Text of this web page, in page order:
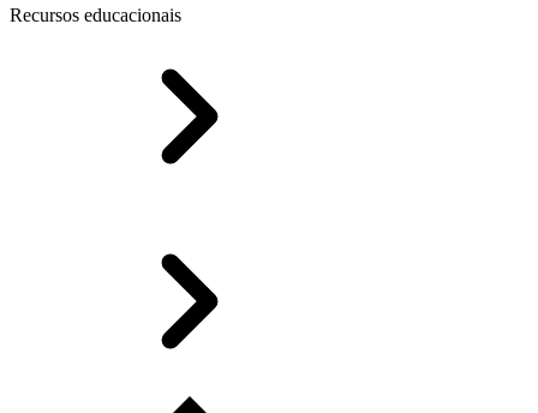
Recursos educacionais